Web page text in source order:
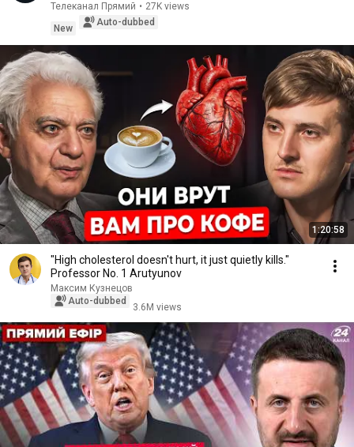
Телеканал Прямий • 27K views
New
Auto-dubbed
1:20:58
"High cholesterol doesn't hurt, it just quietly kills."
Professor No. 1 Arutyunov
Максим Кузнецов
Auto-dubbed
3.6M views